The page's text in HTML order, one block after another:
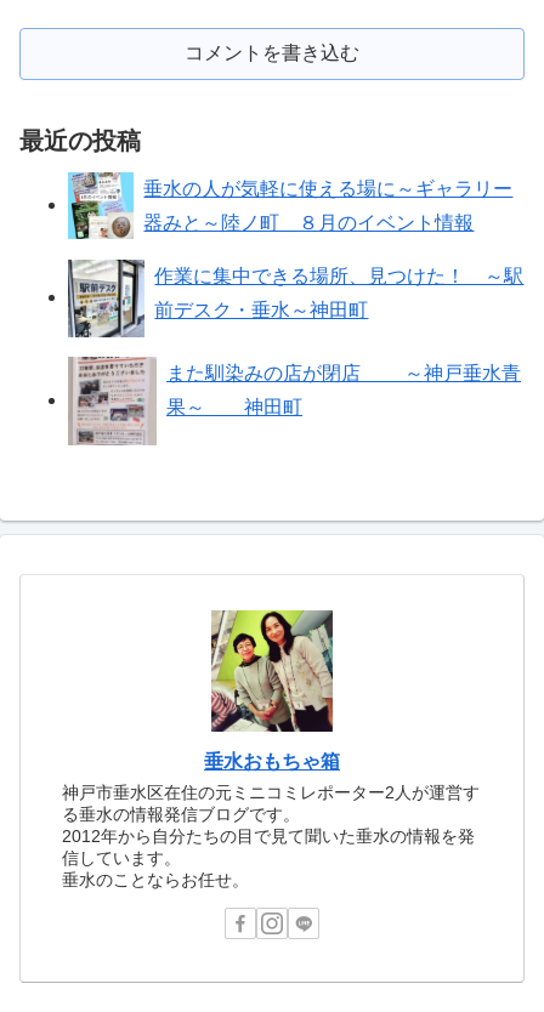
コメントを書き込む
最近の投稿
垂水の人が気軽に使える場に～ギャラリー
器みと～陸ノ町 ８月のイベント情報
作業に集中できる場所、見つけた！ ～駅
前デスク・垂水～神田町
また馴染みの店が閉店 ～神戸垂水青
果～ 神田町
垂水おもちゃ箱
神戸市垂水区在住の元ミニコミレポーター2人が運営す
る垂水の情報発信ブログです。
2012年から自分たちの目で見て聞いた垂水の情報を発
信しています。
垂水のことならお任せ。